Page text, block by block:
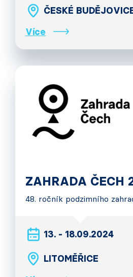
ČESKÉ
Více
ZAHRADA ČECH
48. ročník podzimního
13. - 18.09.2024
LITOMĚŘICE